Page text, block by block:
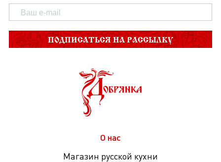
ПОДПИСАТЬСЯ НА РАССЫЛКУ
О нас
Магазин русской кухни